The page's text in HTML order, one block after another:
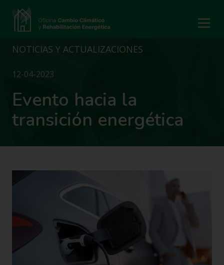
NOTICIAS Y ACTUALIZACIONES
12-04-2023
Evento hacia la
transición energética